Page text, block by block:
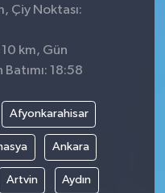
Çiy Noktası:
km, Gün
18:58
Afyonkarahisar
Ankara
Artvin Aydın